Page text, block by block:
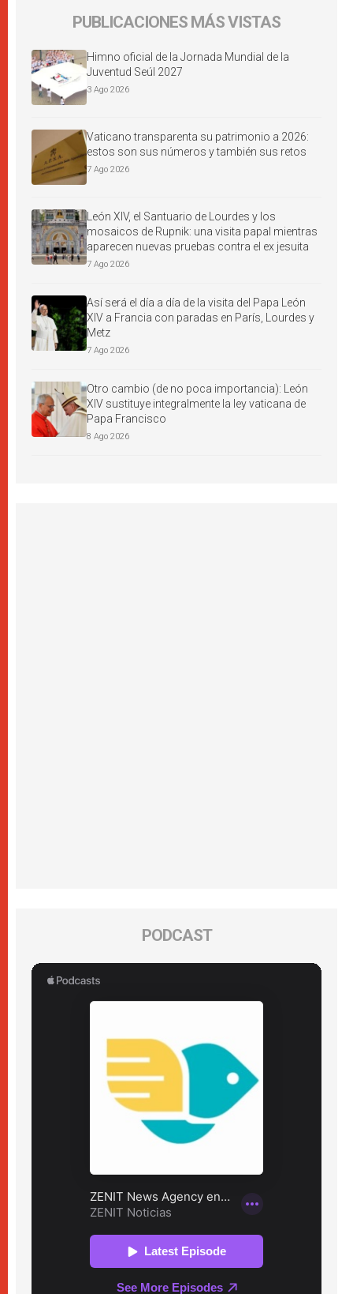
PUBLICACIONES MÁS VISTAS
Himno oficial de la Jornada Mundial de la
Juventud Seúl 2027
3 Ago 2026
Vaticano transparenta su patrimonio a 2026:
estos son sus números y también sus retos
7 Ago 2026
León XIV, el Santuario de Lourdes y los
mosaicos de Rupnik: una visita papal mientras
aparecen nuevas pruebas contra el ex jesuita
7 Ago 2026
Así será el día a día de la visita del Papa León
XIV a Francia con paradas en París, Lourdes y
Metz
7 Ago 2026
Otro cambio (de no poca importancia): León
XIV sustituye integralmente la ley vaticana de
Papa Francisco
8 Ago 2026
PODCAST